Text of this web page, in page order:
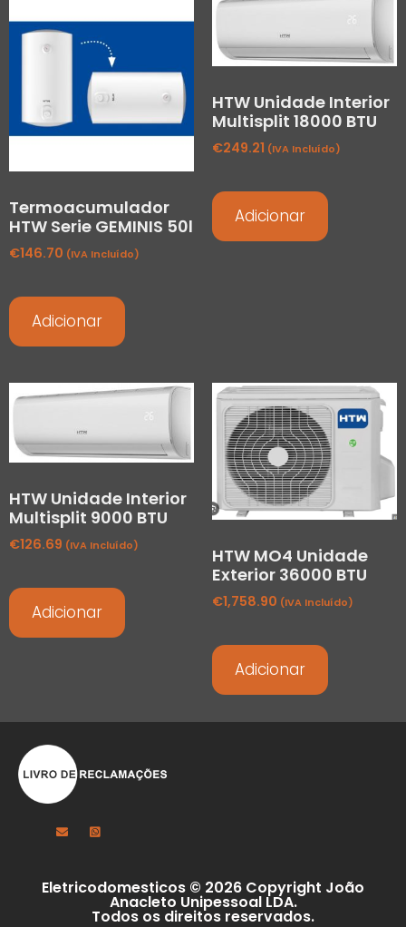
Termoacumulador
HTW Serie GEMINIS 50l
€146.70 (IVA Incluído)
Adicionar
HTW Unidade Interior
Multisplit 18000 BTU
€249.21 (IVA Incluído)
Adicionar
HTW Unidade Interior
Multisplit 9000 BTU
€126.69 (IVA Incluído)
Adicionar
HTW MO4 Unidade
Exterior 36000 BTU
€1,758.90 (IVA Incluído)
Adicionar
Eletricodomesticos © 2026 Copyright João
Anacleto Unipessoal LDA.
Todos os direitos reservados.